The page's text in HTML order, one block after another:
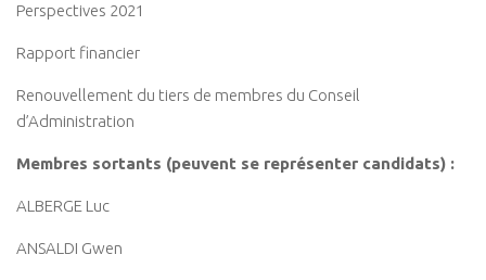
Perspectives 2021
Rapport financier
Renouvellement du tiers de membres du Conseil
d’Administration
Membres sortants (peuvent se représenter candidats) :
ALBERGE Luc
ANSALDI Gwen